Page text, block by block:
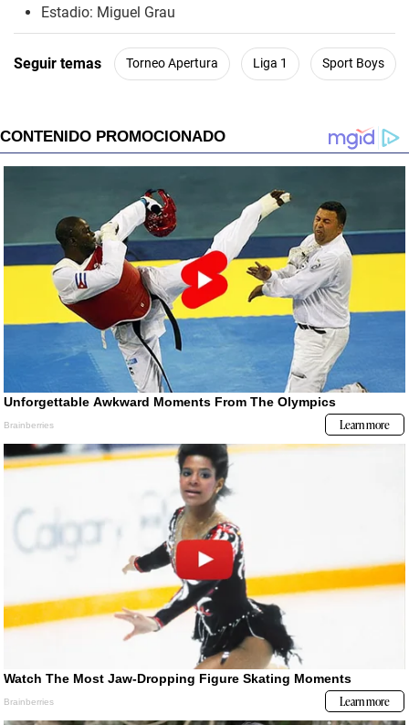
Estadio: Miguel Grau
Seguir temas Torneo Apertura Liga 1 Sport Boys